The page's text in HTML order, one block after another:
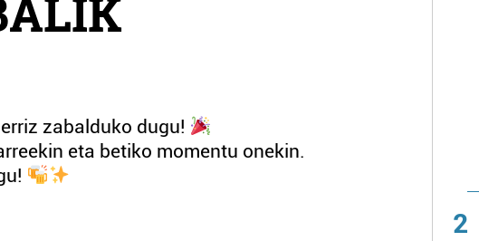
zabalduko dugu!
eta betiko momentu onekin.
2